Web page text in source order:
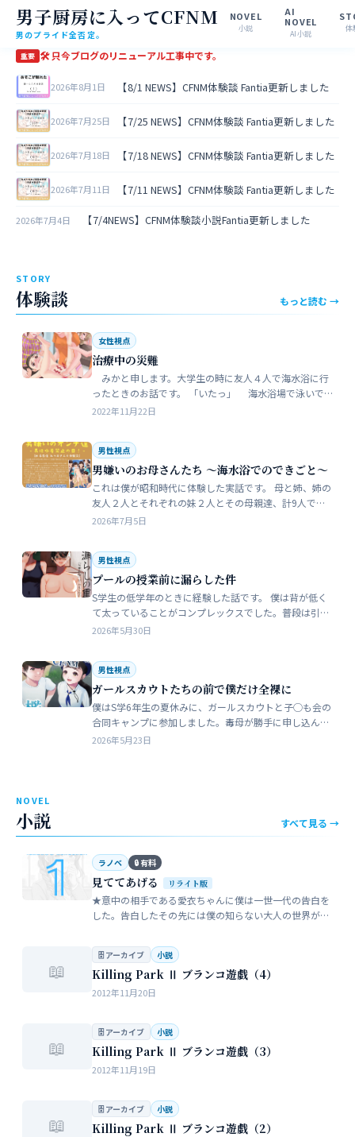
男子厨房に入ってCFNM
男のプライド全否定。
NOVEL
小説
AI
NOVEL
AI小説 体
重要 🛠 只今ブログのリニューアル工事中です。
2026年8月1日 【8/1 NEWS】CFNM体験談 Fantia更新しました
2026年7月25日 【7/25 NEWS】CFNM体験談 Fantia更新しました
2026年7月18日 【7/18 NEWS】CFNM体験談 Fantia更新しました
2026年7月11日 【7/11 NEWS】CFNM体験談 Fantia更新しました
2026年7月4日 【7/4NEWS】CFNM体験談小説Fantia更新しました
STORY
体験談 もっと読む →
女性視点
治療中の災難
みかと申します。大学生の時に友人４人で海水浴に行
ったときのお話です。 「いたっ」 海水浴場で泳いで
いたら、友人のしいなが空瓶で足を切っちゃったんで
2022年11月22日
男性視点
男嫌いのお母さんたち 〜海水浴でのできごと〜
これは僕が昭和時代に体験した実話です。 母と姉、姉の
友人２人とそれぞれの妹２人とその母親達、計9人で海
水浴に行きました。当時、僕はS学５年生で姉の美香はC
2026年7月5日
男性視点
プールの授業前に漏らした件
S学生の低学年のときに経験した話です。 僕は背が低く
て太っていることがコンプレックスでした。普段は引っ
込み思案で大人しい性格をしています。 ただ何でもよく
2026年5月30日
男性視点
ガールスカウトたちの前で僕だけ全裸に
僕はS学6年生の夏休みに、ガールスカウトと子◯も会の
合同キャンプに参加しました。毒母が勝手に申し込んだ
強制的なイベントでした。まったく乗り気がしません。
2026年5月23日
NOVEL
小説 すべて見る →
ラノベ 🔒 有料
見ててあげる リライト版
★意中の相手である愛衣ちゃんに僕は一世一代の告白を
した。告白したその先には僕の知らない大人の世界が待
る常識。。。…
📖
🗄 アーカイブ 小説
Killing Park Ⅱ ブランコ遊戯（4）
2012年11月20日
📖
🗄 アーカイブ 小説
Killing Park Ⅱ ブランコ遊戯（3）
2012年11月19日
📖
🗄 アーカイブ 小説
Killing Park Ⅱ ブランコ遊戯（2）